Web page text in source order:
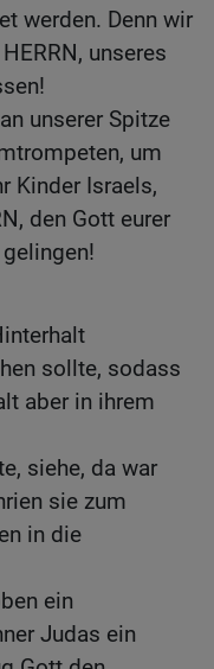
werden. Denn wir
unseres
unserer Spitze
um
Kinder Israels,
den Gott eurer
sollte, sodass
aber in ihrem
siehe, da war
sie zum
in die
ein
Judas ein